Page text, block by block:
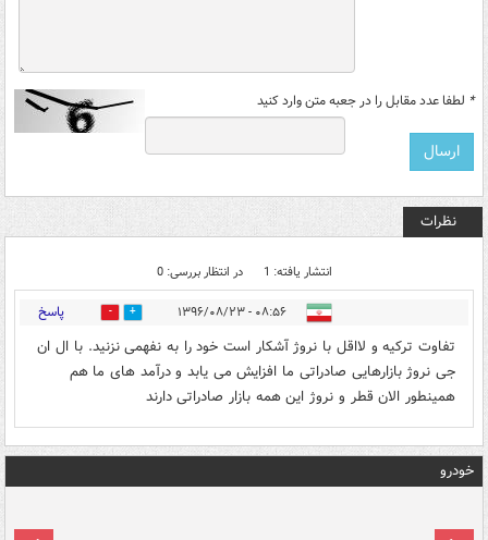
* لطفا عدد مقابل را در جعبه متن وارد کنید
نظرات
انتشار یافته: 1 در انتظار بررسی: 0
۰۸:۵۶ - ۱۳۹۶/۰۸/۲۳ 0 پاسخ
تفاوت ترکیه و لااقل با نروژ آشکار است خود را به نفهمی نزنید. با ال ان
جی نروژ بازارهایی صادراتی ما افزایش می یابد و درآمد های ما هم
همینطور الان قطر و نروژ این همه بازار صادراتی دارند
خودرو